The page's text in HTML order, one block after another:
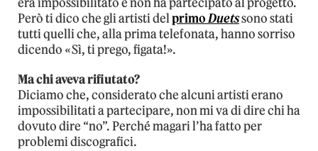
Però ti dico che gli artisti delprimoDuetssono stati
tutti quelli che, alla prima telefonata, hanno sorriso
dicendo «Sì, ti prego, figata!».
Ma chi aveva rifiutato?
Diciamo che, considerato che alcuni artisti erano
impossibilitati a partecipare, non mi va di dire chi ha
dovuto dire “no”. Perché magari l’ha fatto per
problemi discografici.